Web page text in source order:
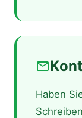
email
Haben